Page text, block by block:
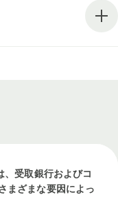
、受取銀行およびコ
まざまな要因によっ